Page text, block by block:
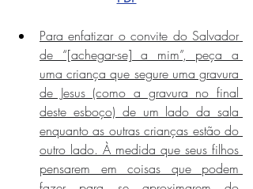
Para enfatizar o convite do Salvador
de “[achegar-se] a mim”, peça a
uma criança que segure uma gravura
de Jesus (como a gravura no final
deste esboço) de um lado da sala
enquanto as outras crianças estão do
outro lado. À medida que seus filhos
pensarem em coisas que podem